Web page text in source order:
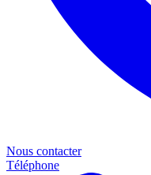
Nous contacter
Téléphone